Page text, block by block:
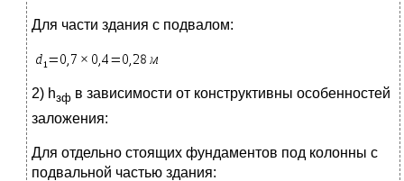
Для части здания с подвалом:
2) hзф в зависимости от конструктивны особенностей
заложения:
Для отдельно стоящих фундаментов под колонны с
подвальной частью здания: